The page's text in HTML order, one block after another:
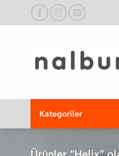
Kategoriler